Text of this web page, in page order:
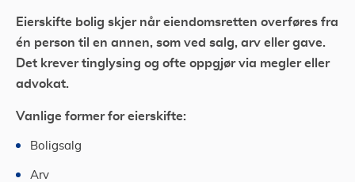
Eierskifte bolig skjer når eiendomsretten overføres fra
én person til en annen, som ved salg, arv eller gave.
Det krever tinglysing og ofte oppgjør via megler eller
advokat.
Vanlige former for eierskifte:
Boligsalg
Arv